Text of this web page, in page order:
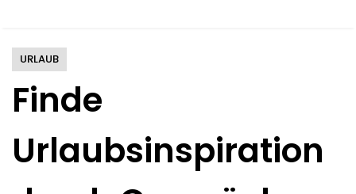
Finde
Urlaubsinspiration
URLAUB